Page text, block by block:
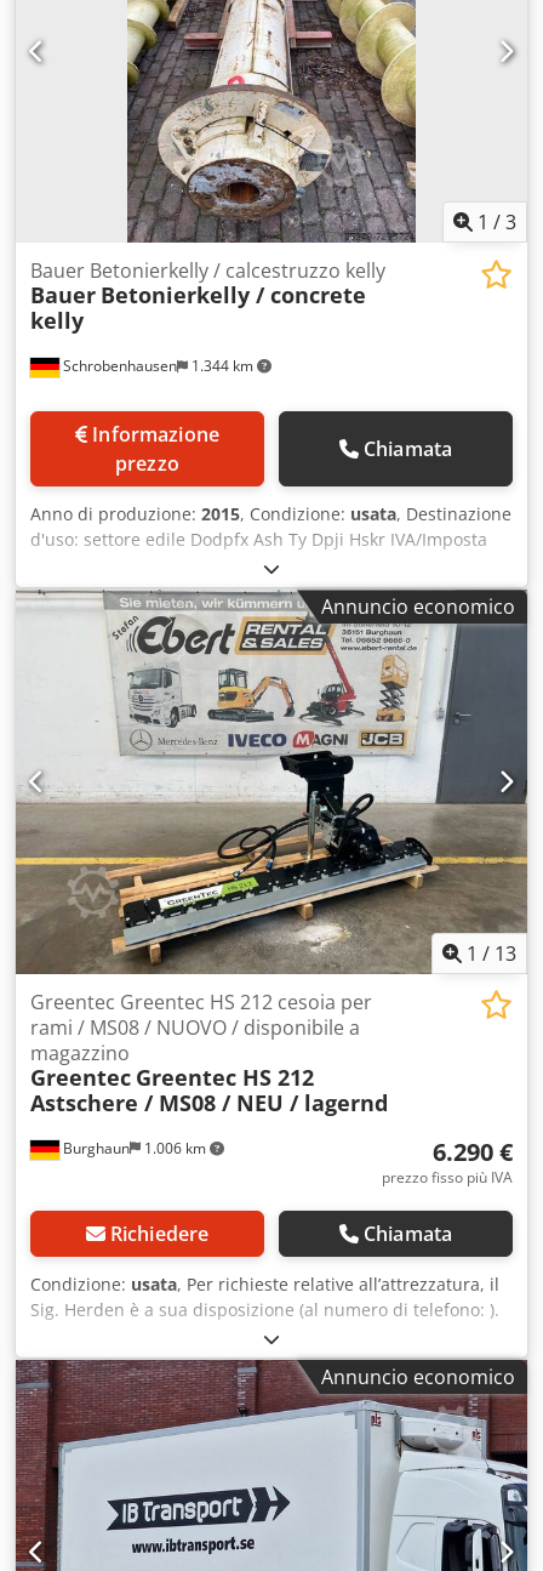
1 /3
Schrobenhausen 1.344 km
Bauer Betonierkelly / calcestruzzo kelly
Bauer Betonierkelly / concrete
kelly
prezzo
Chiamata
Anno di produzione: 2015, Condizione: usata, Destinazione
d'uso: settore edile Dodpfx Ash Ty Dpji Hskr IVA/Imposta
differenziata: IVA detraibile Per ulteriori informazioni,
contattare Mohamad Fattah Ahmad. Diametro: 368 mm
Lunghezza: 4 m Raccordo: 254
Annuncio economico
1 / 13
Burghaun 1.006 km
Greentec Greentec HS 212 cesoia per
rami / MS08 / NUOVO / disponibile a
magazzino
Greentec Greentec HS 212
Astschere / MS08 / NEU / lagernd
6.290 €
prezzo fisso più IVA
Richiedere Chiamata
Condizione: usata, Per richieste relative all’attrezzatura, il
Sig. Herden è a sua disposizione (al numero di telefono: ).
Cesoia per rami Greentec HS 212 / inclusa piastra
adattatore MS08 / dispositivo NUOVO / disponibile in
magazzino e immediatamente disponibile Prezzo: 6.290,00
€ netto / 7.485,10 € lordo - Larghezza di lavoro: 2.100 mm -
Tagli al minuto: 250 - 450 - Diametro massimo rami: 60 mm
- Portata olio: 50 l/min - Pressione: 190 bar - Velocità di
lavoro: 5 km/h - Peso: 132 kg Opzionale: Divisore di flusso
con valvola di sovrapressione – regolabile liberamente (50-
90 l/min a 190 bar) = 660,00 € netto Descrizione: - Taglio
pulito e uniforme di piccoli rami e rami più grandi fino a
Annuncio economico